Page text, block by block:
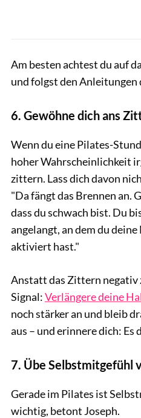
Am besten achtest du auf
und folgst den Anleitungen
6. Gewöhne dich ans
Wenn du eine Pilates-
hoher Wahrscheinlichkeit
zittern. Lass dich davon
"Da fängt das Brennen an.
dass du schwach bist. Du
angelangt, an dem du
aktiviert hast."
Anstatt das Zittern negativ
Signal:Verlängere deine
noch stärker an und bleib
aus – und erinnere dich: Es
7. Übe Selbstmitgefühl
Gerade im Pilates ist
wichtig, betont Joseph.